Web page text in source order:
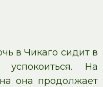
в Чикаго сидит в
успокоиться. На
она продолжает